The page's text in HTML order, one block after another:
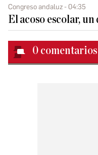
Congreso andaluz - 04:35
El acoso escolar,
0 comentarios